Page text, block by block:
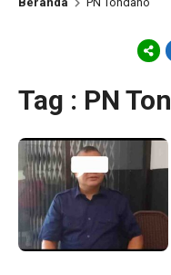
Tag : PN